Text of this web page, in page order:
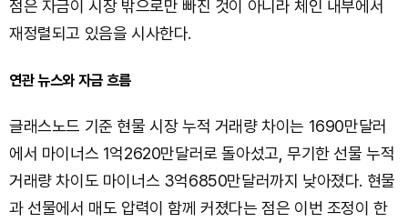
점은 자금이 시장 밖으로만 빠진 것이 아니라 체인 내부에서
재정렬되고 있음을 시사한다.
연관 뉴스와 자금 흐름
글래스노드 기준 현물 시장 누적 거래량 차이는 1690만달러
에서 마이너스 1억2620만달러로 돌아섰고, 무기한 선물 누적
거래량 차이도 마이너스 3억6850만달러까지 낮아졌다. 현물
과 선물에서 매도 압력이 함께 커졌다는 점은 이번 조정이 한